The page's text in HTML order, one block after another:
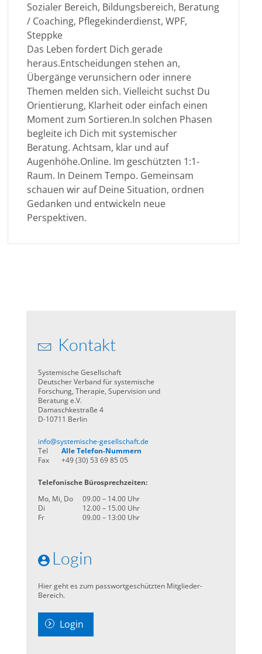
Sozialer Bereich, Bildungsbereich, Beratung
/ Coaching, Pflegekinderdienst, WPF,
Steppke
Das Leben fordert Dich gerade
heraus.Entscheidungen stehen an,
Übergänge verunsichern oder innere
Themen melden sich. Vielleicht suchst Du
Orientierung, Klarheit oder einfach einen
Moment zum Sortieren.In solchen Phasen
begleite ich Dich mit systemischer
Beratung. Achtsam, klar und auf
Augenhöhe.Online. Im geschützten 1:1-
Raum. In Deinem Tempo. Gemeinsam
schauen wir auf Deine Situation, ordnen
Gedanken und entwickeln neue
Perspektiven.
Kontakt
Systemische Gesellschaft
Deutscher Verband für systemische
Forschung, Therapie, Supervision und
Beratung e.V.
Damaschkestraße 4
D-10711 Berlin
info@systemische-gesellschaft.de
Tel
Alle Telefon-Nummern
Fax
+49 (30) 53 69 85 05
Telefonische Bürosprechzeiten:
Mo, Mi, Do
09.00 – 14.00 Uhr
Di
12.00 – 15.00 Uhr
Fr
09.00 – 13:00 Uhr
Login
Hier geht es zum passwortgeschützten Mitglieder-
Bereich.
Login